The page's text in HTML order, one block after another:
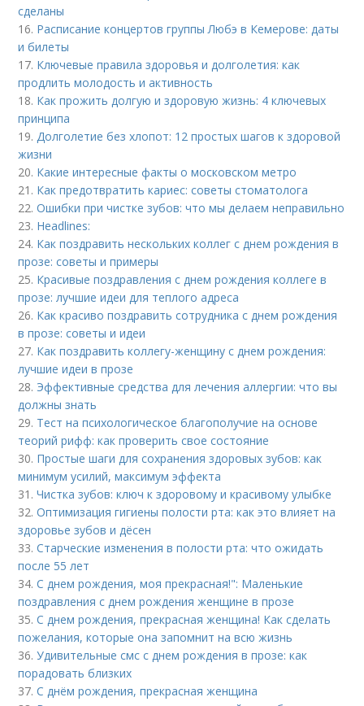
сделаны
16. Расписание концертов группы Любэ в Кемерове: даты
и билеты
17. Ключевые правила здоровья и долголетия: как
продлить молодость и активность
18. Как прожить долгую и здоровую жизнь: 4 ключевых
принципа
19.Долголетие без хлопот: 12 простых шагов к здоровой
жизни
20. Какие интересные факты о московском метро
21. Как предотвратить кариес: советы стоматолога
22.Ошибки при чистке зубов: что мы делаем неправильно
23. Headlines:
24. Как поздравить нескольких коллег с днем рождения в
прозе: советы и примеры
25. Красивые поздравления с днем рождения коллеге в
прозе: лучшие идеи для теплого адреса
26. Как красиво поздравить сотрудника с днем рождения
в прозе: советы и идеи
27. Как поздравить коллегу-женщину с днем рождения:
лучшие идеи в прозе
28. Эффективные средства для лечения аллергии: что вы
должны знать
29. Тест на психологическое благополучие на основе
теорий рифф: как проверить свое состояние
30. Простые шаги для сохранения здоровых зубов: как
минимум усилий, максимум эффекта
31.Чистка зубов: ключ к здоровому и красивому улыбке
32.Оптимизация гигиены полости рта: как это влияет на
здоровье зубов и дёсен
33.Старческие изменения в полости рта: что ожидать
после 55 лет
34.С днем рождения, моя прекрасная!": Маленькие
поздравления с днем рождения женщине в прозе
35.С днем рождения, прекрасная женщина! Как сделать
пожелания, которые она запомнит на всю жизнь
36.Удивительные смс с днем рождения в прозе: как
порадовать близких
37.С днём рождения, прекрасная женщина